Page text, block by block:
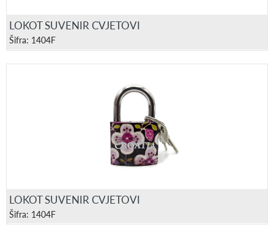
LOKOT SUVENIR CVJETOVI
Šifra: 1404F
LOKOT SUVENIR CVJETOVI
Šifra: 1404F